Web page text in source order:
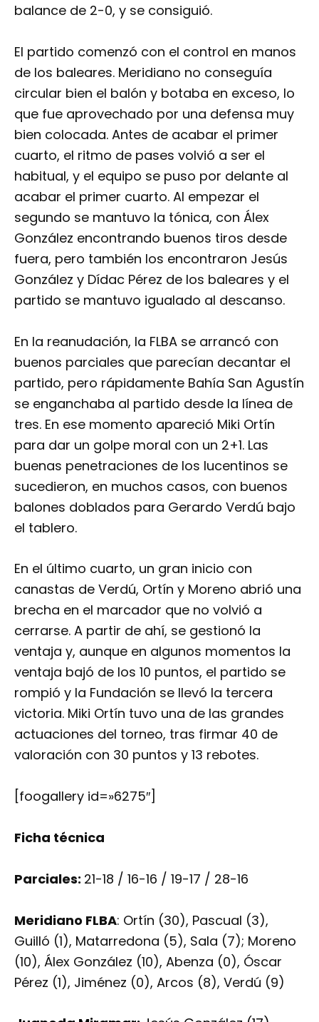
balance de 2-0, y se consiguió.
El partido comenzó con el control en manos
de los baleares. Meridiano no conseguía
circular bien el balón y botaba en exceso, lo
que fue aprovechado por una defensa muy
bien colocada. Antes de acabar el primer
cuarto, el ritmo de pases volvió a ser el
habitual, y el equipo se puso por delante al
acabar el primer cuarto. Al empezar el
segundo se mantuvo la tónica, con Álex
González encontrando buenos tiros desde
fuera, pero también los encontraron Jesús
González y Dídac Pérez de los baleares y el
partido se mantuvo igualado al descanso.
En la reanudación, la FLBA se arrancó con
buenos parciales que parecían decantar el
partido, pero rápidamente Bahía San Agustín
se enganchaba al partido desde la línea de
tres. En ese momento apareció Miki Ortín
para dar un golpe moral con un 2+1. Las
buenas penetraciones de los lucentinos se
sucedieron, en muchos casos, con buenos
balones doblados para Gerardo Verdú bajo
el tablero.
En el último cuarto, un gran inicio con
canastas de Verdú, Ortín y Moreno abrió una
brecha en el marcador que no volvió a
cerrarse. A partir de ahí, se gestionó la
ventaja y, aunque en algunos momentos la
ventaja bajó de los 10 puntos, el partido se
rompió y la Fundación se llevó la tercera
victoria. Miki Ortín tuvo una de las grandes
actuaciones del torneo, tras firmar 40 de
valoración con 30 puntos y 13 rebotes.
[foogallery id=»6275″]
Ficha técnica
Parciales: 21-18 / 16-16 / 19-17 / 28-16
Meridiano FLBA: Ortín (30), Pascual (3),
Guilló (1), Matarredona (5), Sala (7); Moreno
(10), Álex González (10), Abenza (0), Óscar
Pérez (1), Jiménez (0), Arcos (8), Verdú (9)